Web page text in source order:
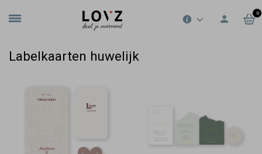
0
Labelkaarten huwelijk